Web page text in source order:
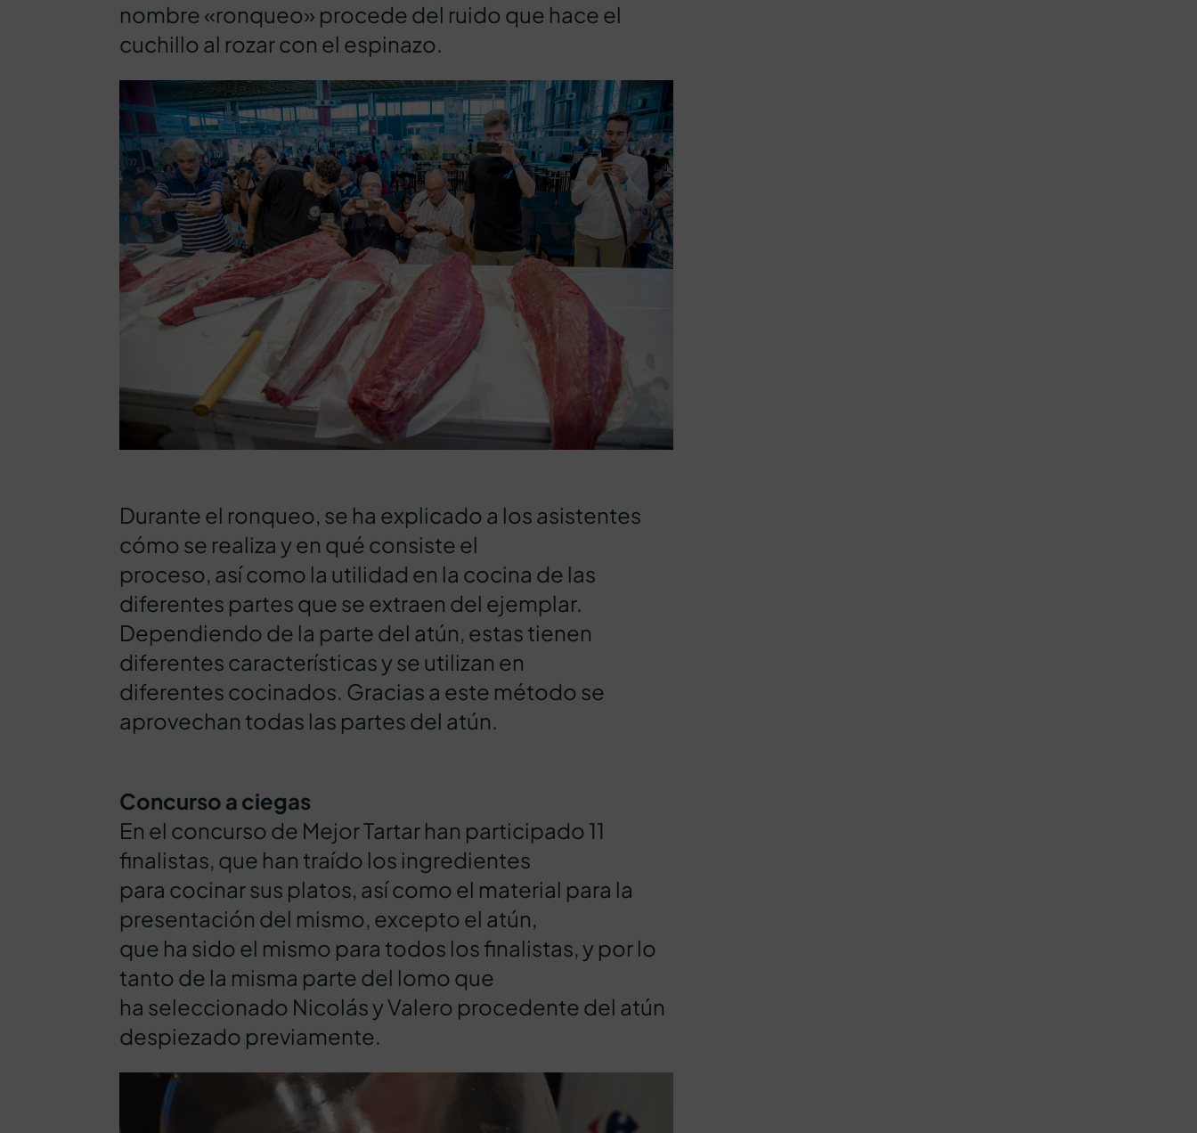
nombre «ronqueo» procede del ruido que hace el
cuchillo al rozar con el espinazo.
Durante el ronqueo, se ha explicado a los asistentes
cómo se realiza y en qué consiste el
proceso, así como la utilidad en la cocina de las
diferentes partes que se extraen del ejemplar.
Dependiendo de la parte del atún, estas tienen
diferentes características y se utilizan en
diferentes cocinados. Gracias a este método se
aprovechan todas las partes del atún.
Concurso a ciegas
En el concurso de Mejor Tartar han participado 11
finalistas, que han traído los ingredientes
para cocinar sus platos, así como el material para la
presentación del mismo, excepto el atún,
que ha sido el mismo para todos los finalistas, y por lo
tanto de la misma parte del lomo que
ha seleccionado Nicolás y Valero procedente del atún
despiezado previamente.